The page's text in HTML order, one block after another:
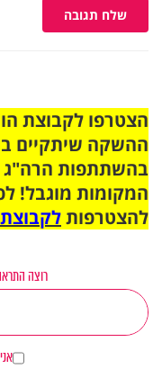
שלח תגובה
ההשקה שיתקיים
בהשתתפות הרה"ג
המקומות מוגבל!
להצטרפות
רוצה